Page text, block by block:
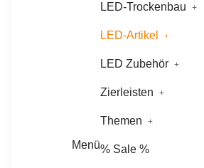
Menü
LED-Trockenbau
LED-Artikel
LED Zubehör
Zierleisten
Themen
% Sale %